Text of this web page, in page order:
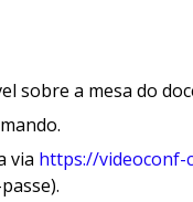
sobre a mesa do
via https://videoconf-